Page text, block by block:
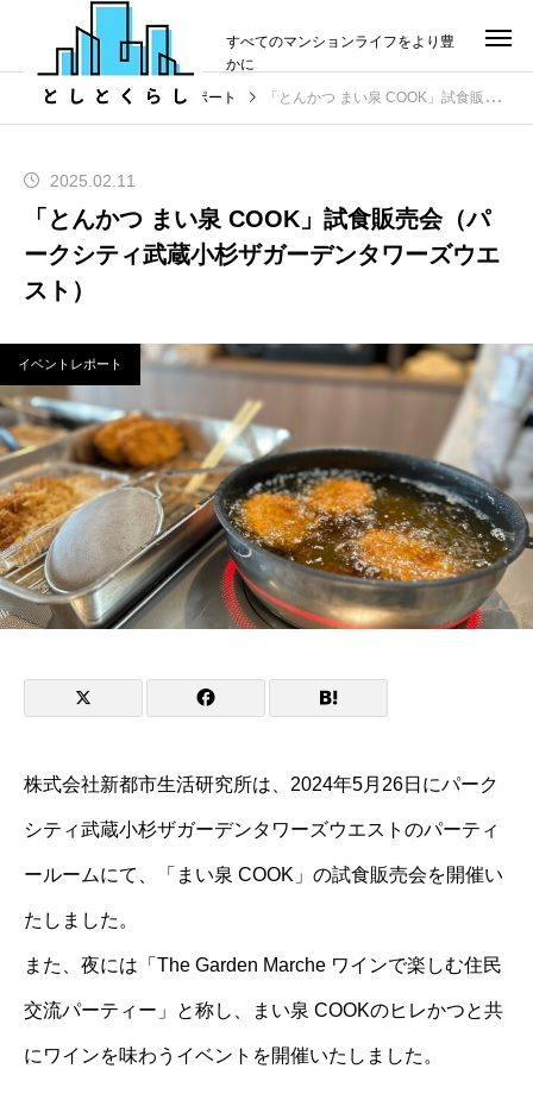
すべてのマンションライフをより豊
かに
投稿
イベントレポート 「とんかつ まい泉 COOK」試食販売会（パークシティ武蔵小杉ザガーデンタワーズウエスト）
2025.02.11
「とんかつ まい泉 COOK」試食販売会（パ
ークシティ武蔵小杉ザガーデンタワーズウエ
スト）
イベントレポート
株式会社新都市生活研究所は、2024年5月26日にパーク
シティ武蔵小杉ザガーデンタワーズウエストのパーティ
ールームにて、「まい泉 COOK」の試食販売会を開催い
たしました。
また、夜には「The Garden Marche ワインで楽しむ住民
交流パーティー」と称し、まい泉 COOKのヒレかつと共
にワインを味わうイベントを開催いたしました。